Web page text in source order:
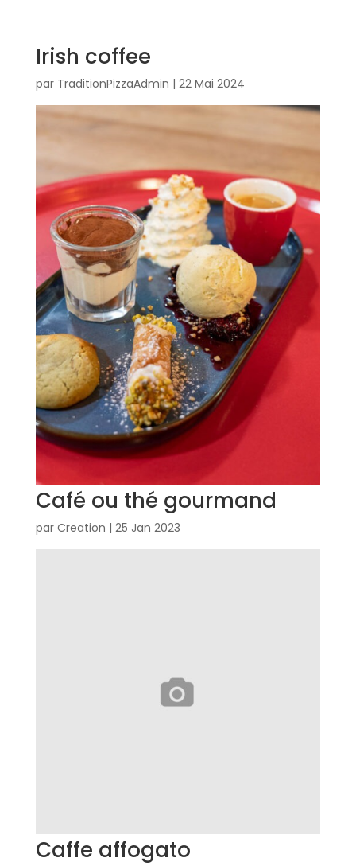
Irish coffee
par TraditionPizzaAdmin | 22 Mai 2024
Café ou thé gourmand
par Creation | 25 Jan 2023
Caffe affogato